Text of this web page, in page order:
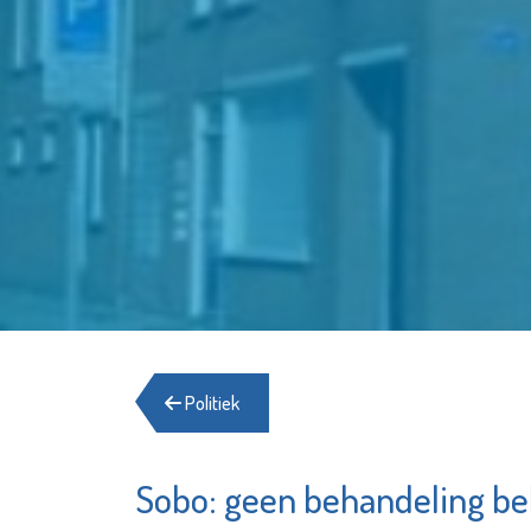
Politiek
Sobo: geen behandeling
De Witte